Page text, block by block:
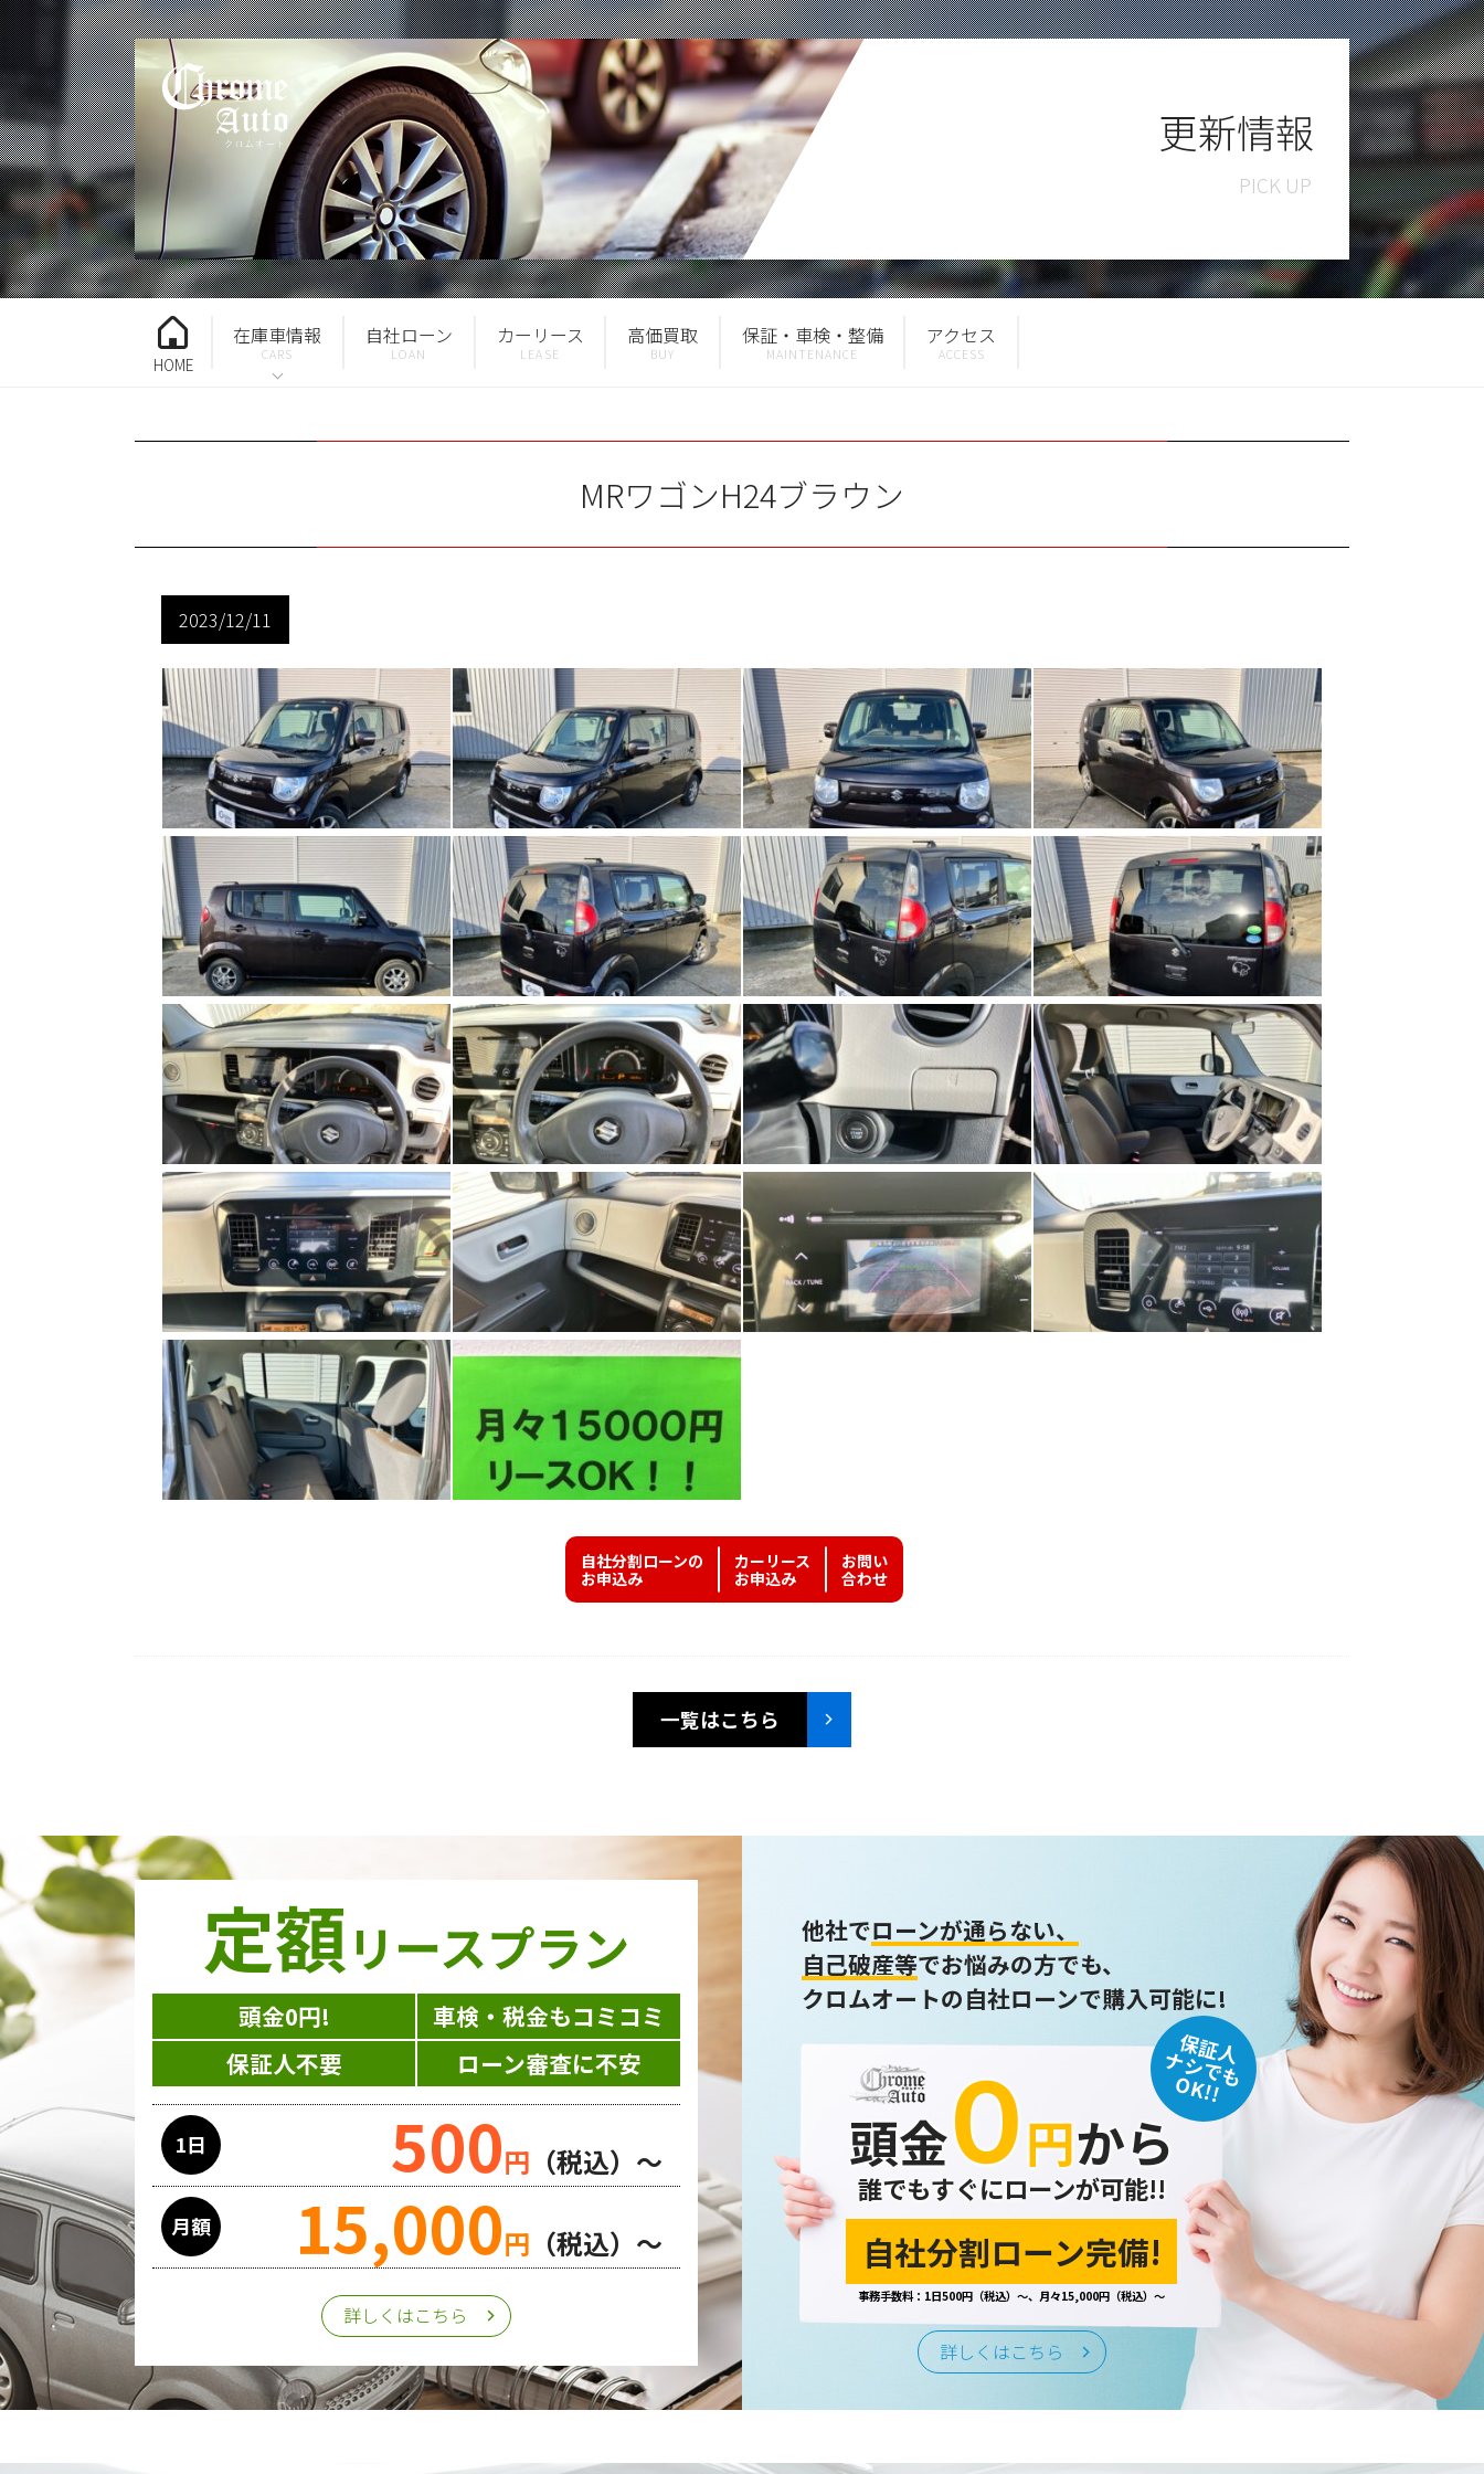
更新情報
HOME
在庫車情報 自社ローン カーリース 高価買取 保証・車検・整備 アクセス
MRワゴンH24ブラウン
2023/12/11
自社分割ローンの
お申込み
カーリース
お申込み
お問い
合わせ
一覧はこちら
定額リースプラン
頭金0円!
車検・税金もコミコミ
保証人不要
ローン審査に不安
1日 500円 （税込）～
月額 15,000円 （税込）～
詳しくはこちら
他社でローンが通らない、
自己破産等でお悩みの方でも、
クロムオートの自社ローンで購入可能に!
保証人
ナシでも
OK!!
頭金０円から
誰でもすぐにローンが可能!!
自社分割ローン完備!
事務手数料：1日500円（税込）～、月々15,000円（税込）～
詳しくはこちら